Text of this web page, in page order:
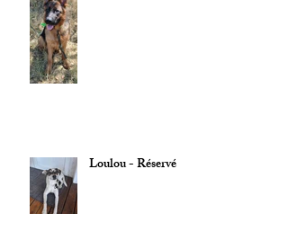
Loulou - Réservé